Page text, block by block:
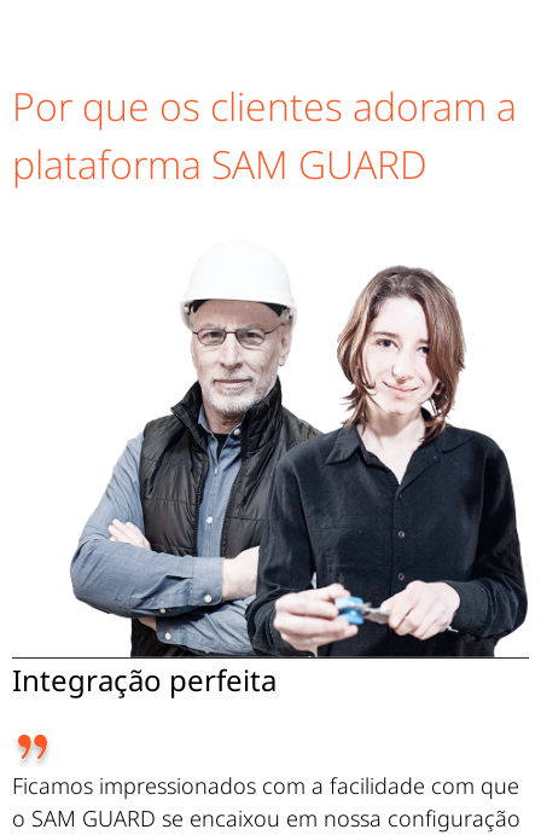
Por que os clientes adoram a
plataforma SAM GUARD
Proteção de dados segura e confiável
Em uma era em que a segurança dos dados é
fundamental, o SAM GUARD nos proporciona total